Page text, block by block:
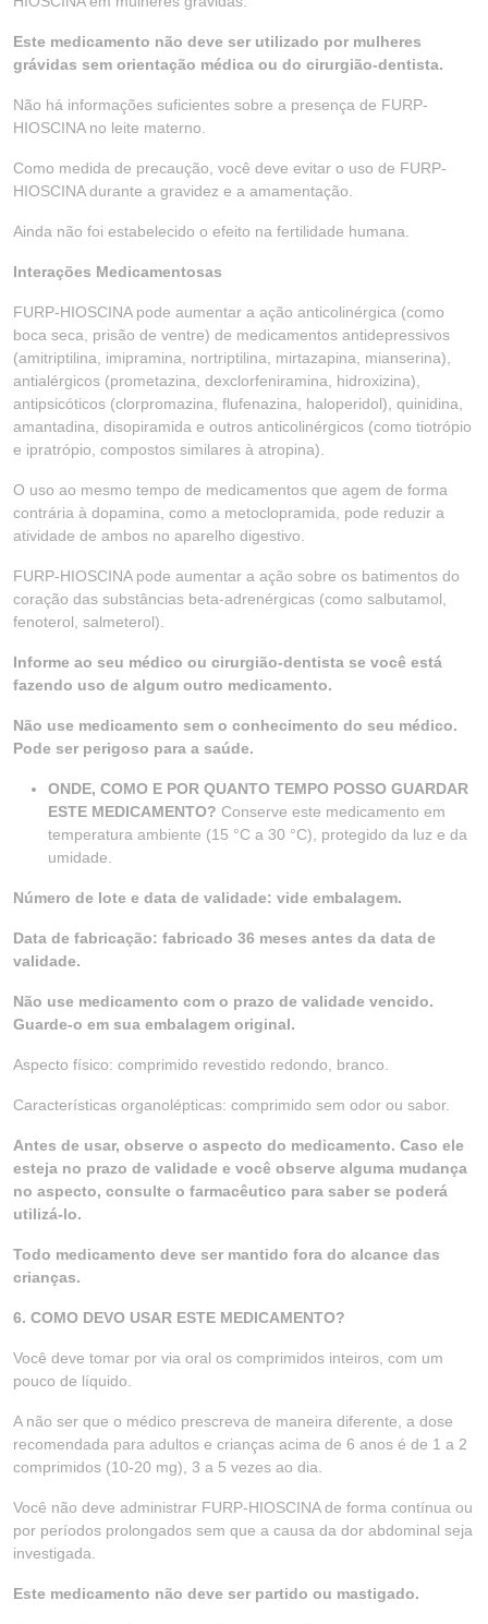
Este medicamento não deve ser utilizado por mulheres
grávidas sem orientação médica ou do cirurgião-dentista.
Não há informações suficientes sobre a presença de FURP-
HIOSCINA no leite materno.
Como medida de precaução, você deve evitar o uso de FURP-
HIOSCINA durante a gravidez e a amamentação.
Ainda não foi estabelecido o efeito na fertilidade humana.
Interações Medicamentosas
FURP-HIOSCINA pode aumentar a ação anticolinérgica (como
boca seca, prisão de ventre) de medicamentos antidepressivos
(amitriptilina, imipramina, nortriptilina, mirtazapina, mianserina),
antialérgicos (prometazina, dexclorfeniramina, hidroxizina),
antipsicóticos (clorpromazina, flufenazina, haloperidol), quinidina,
amantadina, disopiramida e outros anticolinérgicos (como tiotrópio
e ipratrópio, compostos similares à atropina).
O uso ao mesmo tempo de medicamentos que agem de forma
contrária à dopamina, como a metoclopramida, pode reduzir a
atividade de ambos no aparelho digestivo.
FURP-HIOSCINA pode aumentar a ação sobre os batimentos do
coração das substâncias beta-adrenérgicas (como salbutamol,
fenoterol, salmeterol).
Informe ao seu médico ou cirurgião-dentista se você está
fazendo uso de algum outro medicamento.
Não use medicamento sem o conhecimento do seu médico.
Pode ser perigoso para a saúde.
ONDE, COMO E POR QUANTO TEMPO POSSO GUARDAR
ESTE MEDICAMENTO? Conserve este medicamento em
temperatura ambiente (15 °C a 30 °C), protegido da luz e da
umidade.
Número de lote e data de validade: vide embalagem.
Data de fabricação: fabricado 36 meses antes da data de
validade.
Não use medicamento com o prazo de validade vencido.
Guarde-o em sua embalagem original.
Aspecto físico: comprimido revestido redondo, branco.
Características organolépticas: comprimido sem odor ou sabor.
Antes de usar, observe o aspecto do medicamento. Caso ele
esteja no prazo de validade e você observe alguma mudança
no aspecto, consulte o farmacêutico para saber se poderá
utilizá-lo.
Todo medicamento deve ser mantido fora do alcance das
crianças.
6. COMO DEVO USAR ESTE MEDICAMENTO?
Você deve tomar por via oral os comprimidos inteiros, com um
pouco de líquido.
A não ser que o médico prescreva de maneira diferente, a dose
recomendada para adultos e crianças acima de 6 anos é de 1 a 2
comprimidos (10-20 mg), 3 a 5 vezes ao dia.
Você não deve administrar FURP-HIOSCINA de forma contínua ou
por períodos prolongados sem que a causa da dor abdominal seja
investigada.
Este medicamento não deve ser partido ou mastigado.